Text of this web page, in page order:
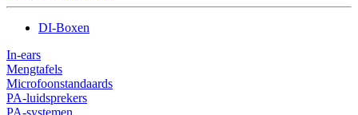
DI-Boxen
In-ears
Mengtafels
Microfoonstandaards
PA-luidsprekers
PA-systemen